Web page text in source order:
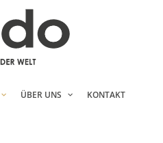
ÜBER UNS KONTAKT